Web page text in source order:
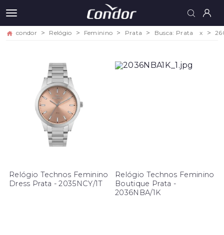
condor Relógio Feminino Prata Busca: Prata x
Relógio Technos Feminino
Dress Prata - 2035NCY/1T
Relógio Technos Feminino
Boutique Prata -
2036NBA/1K